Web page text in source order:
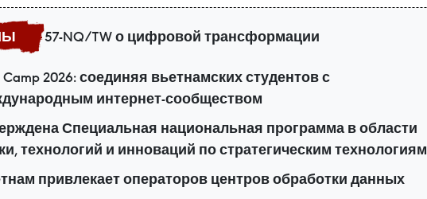
57-NQ/TW о цифровой трансформации
Camp 2026: соединяя вьетнамских студентов с
интернет-сообществом
Специальная национальная программа в области
технологий и инноваций по стратегическим технологиям
привлекает операторов центров обработки данных